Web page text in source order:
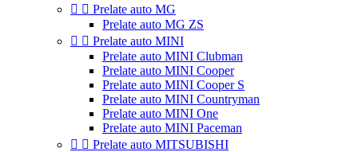
  Prelate auto MG
Prelate auto MG ZS
  Prelate auto MINI
Prelate auto MINI Clubman
Prelate auto MINI Cooper
Prelate auto MINI Cooper S
Prelate auto MINI Countryman
Prelate auto MINI One
Prelate auto MINI Paceman
  Prelate auto MITSUBISHI